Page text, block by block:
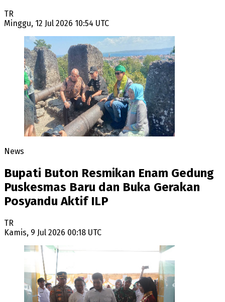
TR
Minggu, 12 Jul 2026 10:54 UTC
News
Bupati Buton Resmikan Enam Gedung
Puskesmas Baru dan Buka Gerakan
Posyandu Aktif ILP
TR
Kamis, 9 Jul 2026 00:18 UTC